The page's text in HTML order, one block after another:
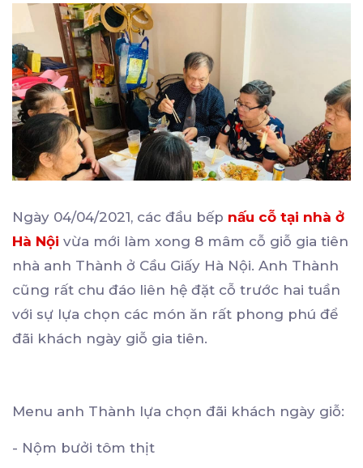
Ngày 04/04/2021, các đầu bếp nấu cỗ tại nhà ở
Hà Nội vừa mới làm xong 8 mâm cỗ giỗ gia tiên
nhà anh Thành ở Cầu Giấy Hà Nội. Anh Thành
cũng rất chu đáo liên hệ đặt cỗ trước hai tuần
với sự lựa chọn các món ăn rất phong phú để
đãi khách ngày giỗ gia tiên.
Menu anh Thành lựa chọn đãi khách ngày giỗ:
- Nộm bưởi tôm thịt